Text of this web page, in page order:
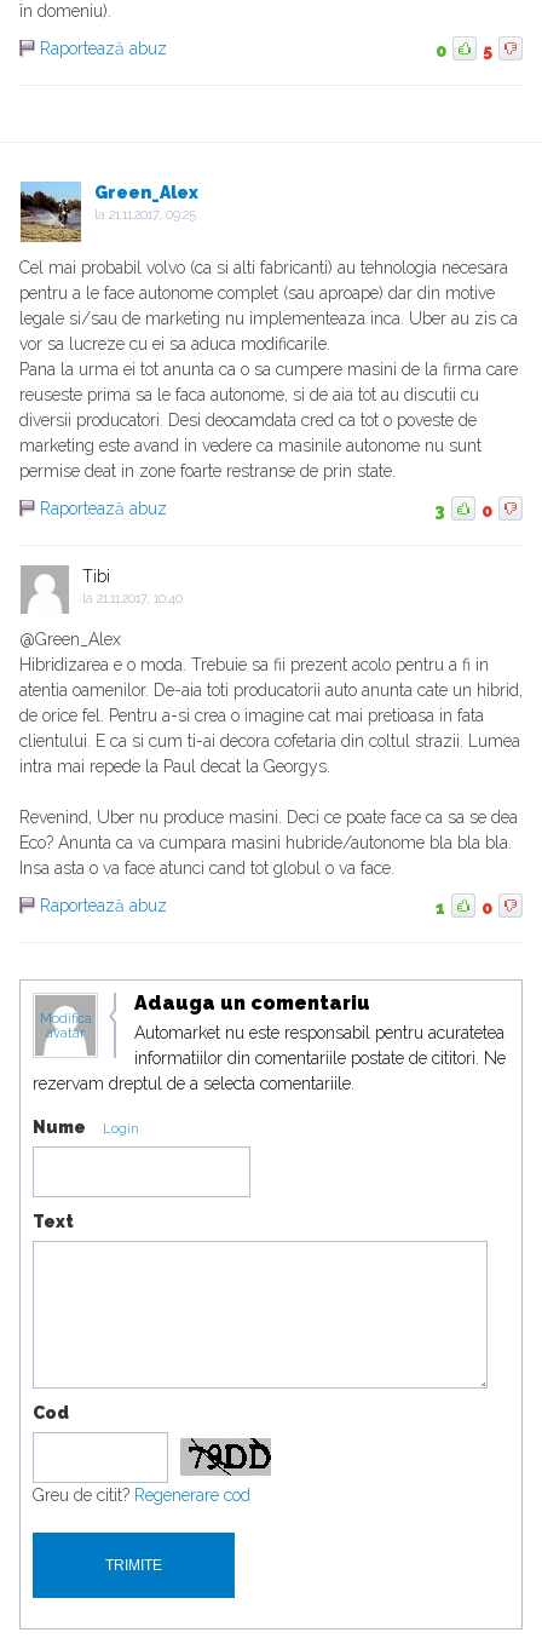
în domeniu).
Raportează abuz
0 5
Green_Alex
la 21.11.2017, 09:25
Cel mai probabil volvo (ca si alti fabricanti) au tehnologia necesara
pentru a le face autonome complet (sau aproape) dar din motive
legale si/sau de marketing nu implementeaza inca. Uber au zis ca
vor sa lucreze cu ei sa aduca modificarile.
Pana la urma ei tot anunta ca o sa cumpere masini de la firma care
reuseste prima sa le faca autonome, si de aia tot au discutii cu
diversii producatori. Desi deocamdata cred ca tot o poveste de
marketing este avand in vedere ca masinile autonome nu sunt
permise deat in zone foarte restranse de prin state.
Raportează abuz
3 0
Tibi
la 21.11.2017, 10:40
@Green_Alex
Hibridizarea e o moda. Trebuie sa fii prezent acolo pentru a fi in
atentia oamenilor. De-aia toti producatorii auto anunta cate un hibrid,
de orice fel. Pentru a-si crea o imagine cat mai pretioasa in fata
clientului. E ca si cum ti-ai decora cofetaria din coltul strazii. Lumea
intra mai repede la Paul decat la Georgys.
Revenind, Uber nu produce masini. Deci ce poate face ca sa se dea
Eco? Anunta ca va cumpara masini hubride/autonome bla bla bla.
Insa asta o va face atunci cand tot globul o va face.
Raportează abuz
1 0
Modifica
avatar
Adauga un comentariu
Automarket nu este responsabil pentru acuratetea
informatiilor din comentariile postate de cititori. Ne
rezervam dreptul de a selecta comentariile.
Nume Login
Text
Cod
Greu de citit? Regenerare cod